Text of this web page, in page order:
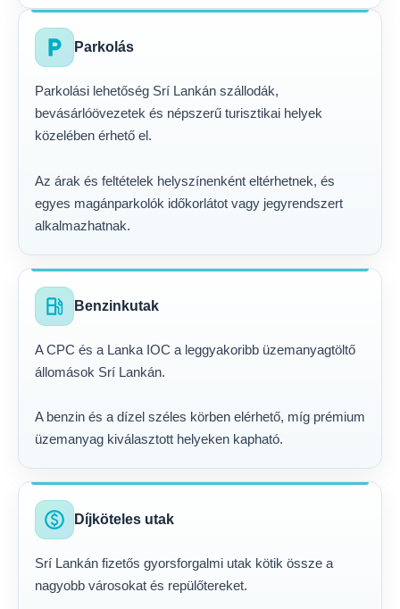
local_parking Parkolás
Parkolási lehetőség Srí Lankán szállodák,
bevásárlóövezetek és népszerű turisztikai helyek
közelében érhető el.
Az árak és feltételek helyszínenként eltérhetnek, és
egyes magánparkolók időkorlátot vagy jegyrendszert
alkalmazhatnak.
local_gas_station Benzinkutak
A CPC és a Lanka IOC a leggyakoribb üzemanyagtöltő
állomások Srí Lankán.
A benzin és a dízel széles körben elérhető, míg prémium
üzemanyag kiválasztott helyeken kapható.
paid Díjköteles utak
Srí Lankán fizetős gyorsforgalmi utak kötik össze a
nagyobb városokat és repülőtereket.